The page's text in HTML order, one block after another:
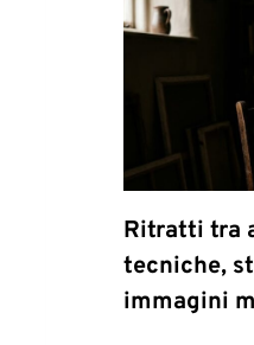
Ritratti tra
tecniche,
immagini